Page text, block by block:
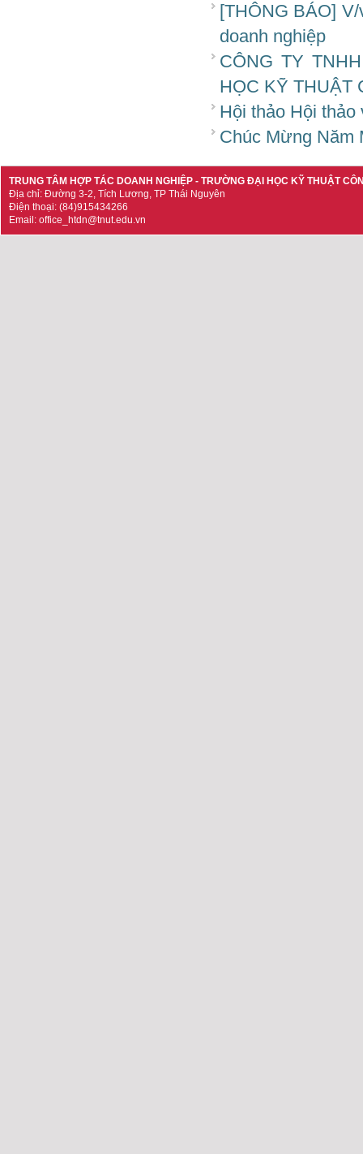
[THÔNG BÁO]
doanh nghiệp
CÔNG TY
HỌC KỸ THUẬT
Hội thảo Hội thảo
Chúc Mừng Năm
TRUNG TÂM HỢP TÁC DOANH NGHIỆP - TRƯỜNG ĐẠI HỌC KỸ THUẬT
Địa chỉ: Đường 3-2, Tích Lương, TP Thái Nguyên
Điện thoại: (84)915434266
Email: office_htdn@tnut.edu.vn